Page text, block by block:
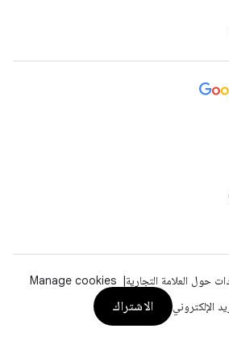
حول العلامة التجارية
Manage cookies
الإلكتروني
الاشتراك